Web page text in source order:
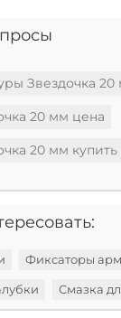
Звездочка 20
20 мм цена
20 мм купить
Фиксаторы
Смазка